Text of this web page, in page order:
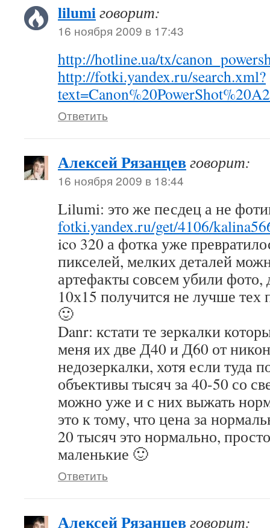
lilumiговорит:
16 ноября 2009 в 17:43
http://hotline.ua/tx/
http://fotki.yandex.ru/search.xml?
Ответить
Алексей Рязанцевговорит:
16 ноября 2009 в 18:44
Lilumi: это же песдец а не
fotki.yandex.ru/get/4106/
ico 320 а фотка уже
пикселей, мелких деталей
артефакты совсем убили фото,
10х15 получится не лучше
🙂
Danr: кстати те зеркалки
меня их две Д40 и Д60 от
недозеркалки, хотя если туда
объективы тысяч за 40-50 со
можно уже и с них выжать
это к тому, что цена за
20 тысяч это нормально,
маленькие 🙂
Ответить
Алексей Рязанцевговорит: